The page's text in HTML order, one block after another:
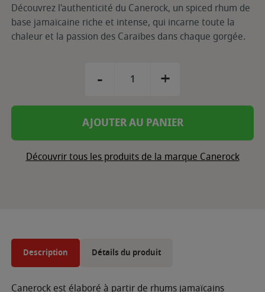
Découvrez l'authenticité du Canerock, un spiced rhum de
base jamaïcaine riche et intense, qui incarne toute la
chaleur et la passion des Caraïbes dans chaque gorgée.
- +
AJOUTER AU PANIER
Découvrir tous les produits de la marque Canerock
Description Détails du produit
Canerock est élaboré à partir de rhums jamaïcains